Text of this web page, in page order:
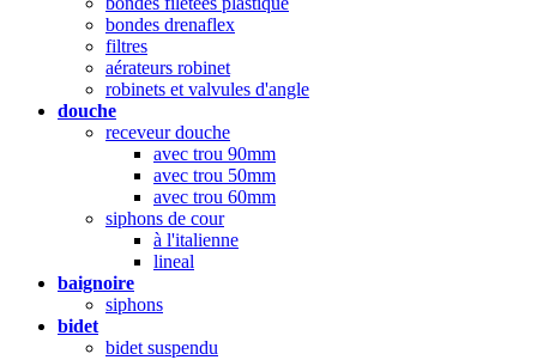
bondes drenaflex
filtres
aérateurs robinet
robinets et valvules d'angle
douche
receveur douche
avec trou 90mm
avec trou 50mm
avec trou 60mm
siphons de cour
à l'italienne
lineal
baignoire
siphons
bidet
bidet suspendu